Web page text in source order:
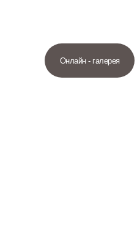
Онлайн - галерея